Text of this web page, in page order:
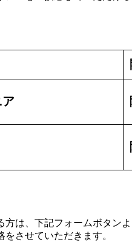
ア
は、下記フォームボタンよ
させていただきます。